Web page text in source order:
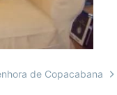
de Copacabana